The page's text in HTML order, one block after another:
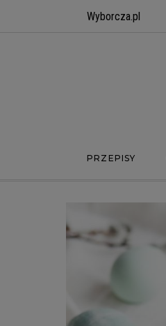
Wyborcza.pl
PRZEPISY